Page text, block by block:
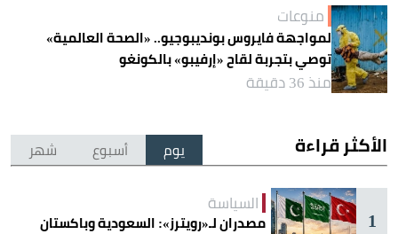
منوعات
لمواجهة فايروس بونديبوجيو.. «الصحة العالمية»
توصي بتجربة لقاح «إرفيبو» بالكونغو
منذ 36 دقيقة
الأكثر قراءة يوم أسبوع شهر
1
السياسة
مصدران لـ«رويترز»: السعودية وباكستان